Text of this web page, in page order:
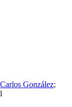
González;